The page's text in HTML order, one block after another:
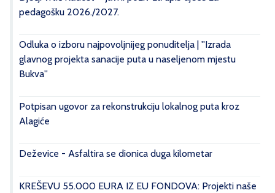
pedagošku 2026./2027.
Odluka o izboru najpovoljnijeg ponuditelja | ''Izrada
glavnog projekta sanacije puta u naseljenom mjestu
Bukva''
Potpisan ugovor za rekonstrukciju lokalnog puta kroz
Alagiće
Deževice - Asfaltira se dionica duga kilometar
KREŠEVU 55.000 EURA IZ EU FONDOVA: Projekti naše